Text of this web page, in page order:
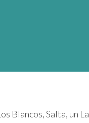
Blancos, Salta, un